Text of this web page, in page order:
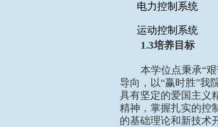
电力控制系统
运动控制系统
1.3培养目标
本学位点秉承“
导向，以“赢时胜”我
具有坚定的爱国主义
精神，掌握扎实的控
的基础理论和新技术